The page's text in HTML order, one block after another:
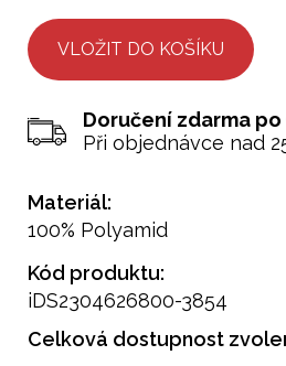
Doručení zdarma po
Při objednávce nad
Materiál:
100% Polyamid
Kód produktu:
iDS2304626800-3854
Celková dostupnost